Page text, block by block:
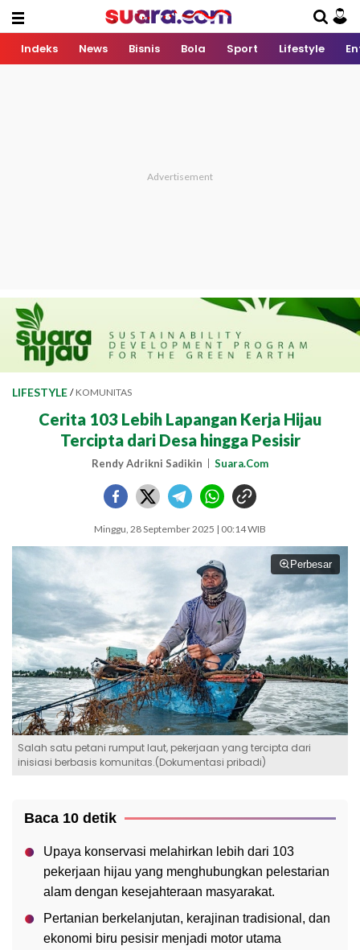
Indeks News Bisnis Bola Sport Lifestyle
LIFESTYLE / KOMUNITAS
Cerita 103 Lebih Lapangan Kerja Hijau
Tercipta dari Desa hingga Pesisir
Rendy Adrikni Sadikin Suara.Com
Minggu, 28 September 2025 | 00:14 WIB
Perbesar
Salah satu petani rumput laut, pekerjaan yang tercipta dari
inisiasi berbasis komunitas.(Dokumentasi pribadi)
Baca 10 detik
Upaya konservasi melahirkan lebih dari 103
pekerjaan hijau yang menghubungkan pelestarian
alam dengan kesejahteraan masyarakat.
Pertanian berkelanjutan, kerajinan tradisional, dan
ekonomi biru pesisir menjadi motor utama